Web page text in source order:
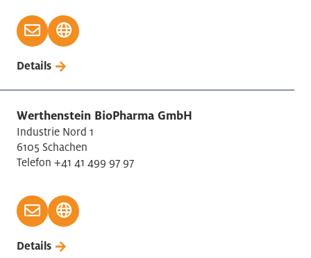
Details
Werthenstein BioPharma GmbH
Industrie Nord 1
6105 Schachen
Telefon +41 41 499 97 97
Details